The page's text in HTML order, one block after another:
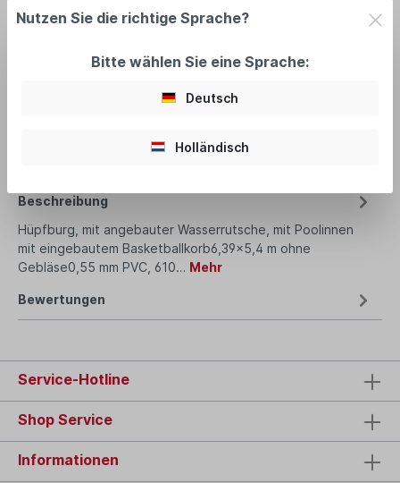
In den Warenkorb
Beschreibung
Hüpfburg, mit angebauter Wasserrutsche, mit Poolinnen
mit eingebautem Basketballkorb6,39x5,4 m ohne
Gebläse0,55 mm PVC, 610… Mehr
Bewertungen
Service-Hotline
Shop Service
Informationen
Nutzen Sie die richtige Sprache?
Bitte wählen Sie eine Sprache:
Deutsch
Holländisch